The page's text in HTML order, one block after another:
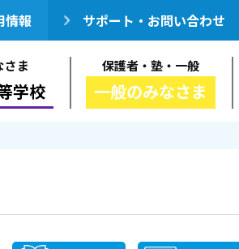
情報 サポート・お問い合わせ
さま
学校
保護者・塾・一般
一般のみなさま